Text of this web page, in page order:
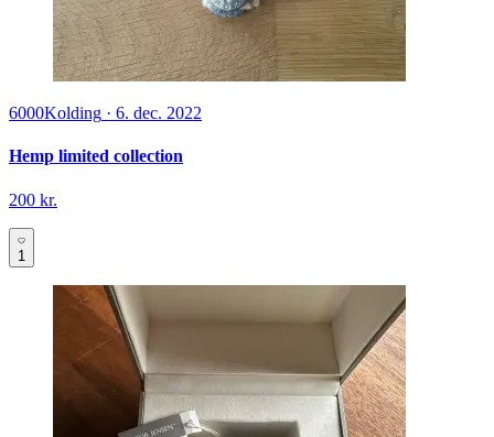
6000Kolding · 6. dec. 2022
Hemp limited collection
200 kr.
1